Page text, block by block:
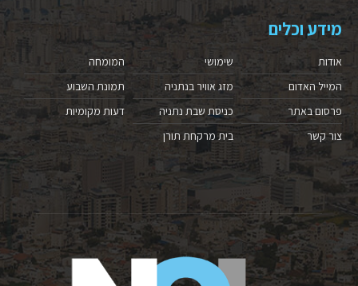
מידע וכלים
אודות
המייל האדום
פרסום באתר
צור קשר
שימושי
מזג אוויר בנתניה
כניסת שבת נתניה
בית מרקחת תורן
המומחה
תמונת השבוע
דעות מקומיות